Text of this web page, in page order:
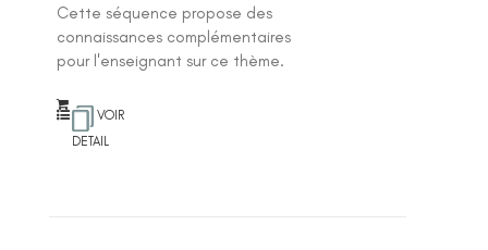
Cette séquence propose des
connaissances complémentaires
pour l'enseignant sur ce thème.
VOIR
DETAIL